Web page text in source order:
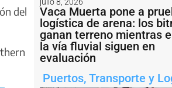
del
Vaca Muerta pone a
logística de arena: los
ganan terreno mientras
la vía fluvial siguen en
evaluación
Puertos, Transporte y